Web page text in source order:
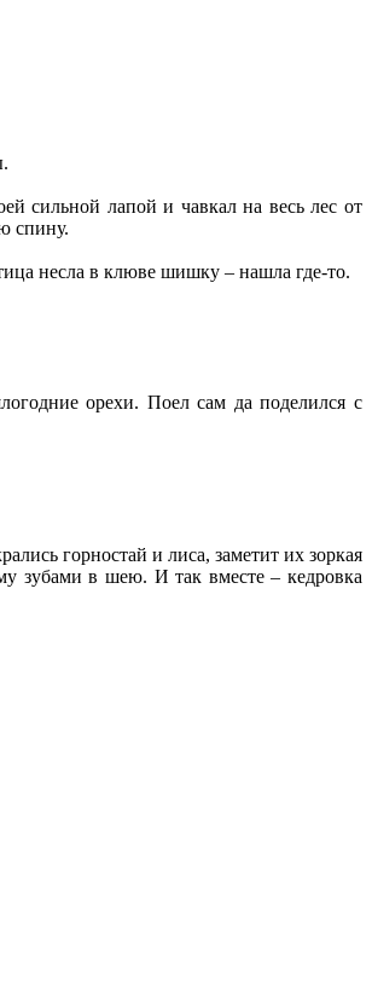
сильной лапой и чавкал на весь лес от
спину.
несла в клюве шишку – нашла где-то.
орехи. Поел сам да поделился с
горностай и лиса, заметит их зоркая
зубами в шею. И так вместе – кедровка